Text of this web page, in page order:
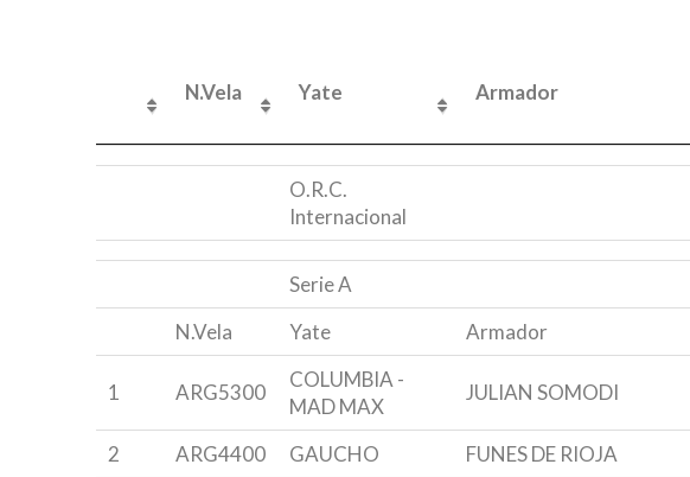
N.Vela Yate Armador
O.R.C.
Internacional
Serie A
N.Vela
Yate Armador
1 ARG5300
COLUMBIA -
MAD MAX
JULIAN SOMODI
2 ARG4400 GAUCHO FUNES DE RIOJA